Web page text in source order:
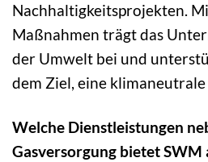
Nachhaltigkeitsprojekten.
Maßnahmen trägt das
der Umwelt bei und
dem Ziel, eine
Welche Dienstleistungen
Gasversorgung bietet SWM